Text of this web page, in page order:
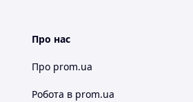
Про нас
Про prom.ua
Робота в prom.ua